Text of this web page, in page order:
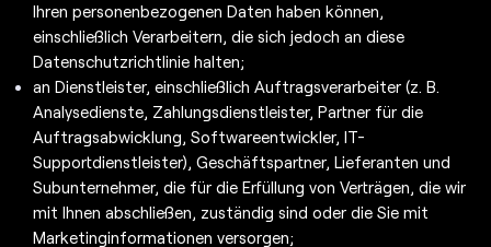
Ihren personenbezogenen Daten haben können,
einschließlich Verarbeitern, die sich jedoch an diese
Datenschutzrichtlinie halten;
an Dienstleister, einschließlich Auftragsverarbeiter (z. B.
Analysedienste, Zahlungsdienstleister, Partner für die
Auftragsabwicklung, Softwareentwickler, IT-
Supportdienstleister), Geschäftspartner, Lieferanten und
Subunternehmer, die für die Erfüllung von Verträgen, die wir
mit Ihnen abschließen, zuständig sind oder die Sie mit
Marketinginformationen versorgen;